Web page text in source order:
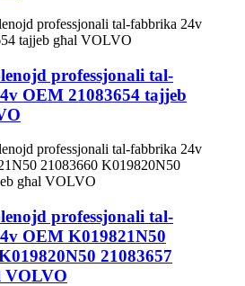
professjonali tal-
OEM 21083654 tajjeb
professjonali tal-
OEM K019821N50
21083657
VOLVO